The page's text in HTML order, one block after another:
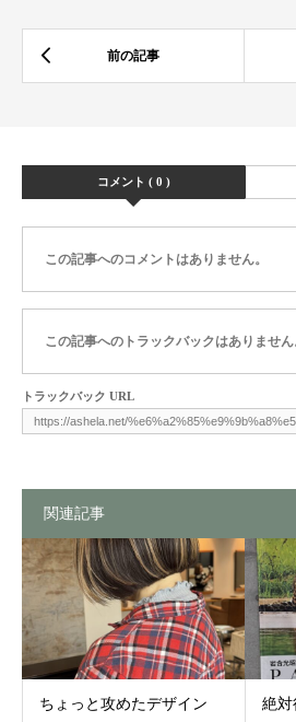
コメント ( 0 )
この記事へのコメントはありません。
この記事へのトラックバックはありません
トラックバック URL
関連記事
ちょっと攻めたデザイン
絶対